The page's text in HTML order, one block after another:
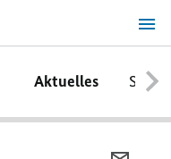
Aktuelles